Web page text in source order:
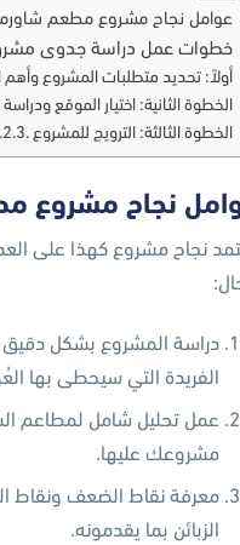
عوامل نجاح مشروع مطعم
خطوات عمل دراسة جدوى
أولاً: تحديد متطلبات المشروع وأهم
الخطوة الثانية: اختيار الموقع
الخطوة الثالثة: الترويج للمشروع
نجاح مشروع
نجاح مشروع كهذا على
دراسة المشروع بشكل دقيق
الفريدة التي سيحطى بها
عمل تحليل شامل لمطاعم
مشروعك عليها.
معرفة نقاط الضعف ونقاط
الزبائن بما يقدمونه.